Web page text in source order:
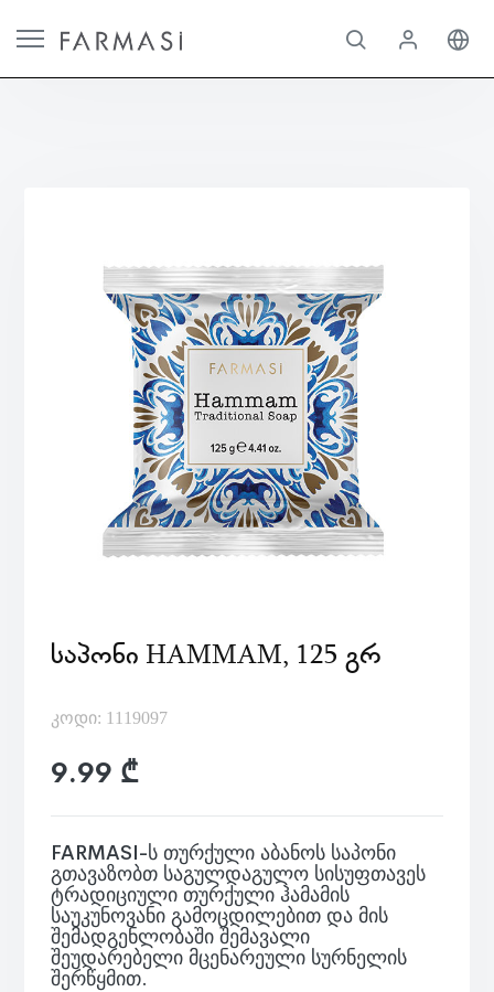
ᲡᲐᲞᲝᲜᲘ HAMMAM, 125 ᲒᲠ
კოდი: 1119097
9.99 ₾
FARMASI-ს თურქული აბანოს საპონი
გთავაზობთ საგულდაგულო სისუფთავეს
ტრადიციული თურქული ჰამამის
საუკუნოვანი გამოცდილებით და მის
შემადგენლობაში შემავალი
შეუდარებელი მცენარეული სურნელის
შერწყმით.